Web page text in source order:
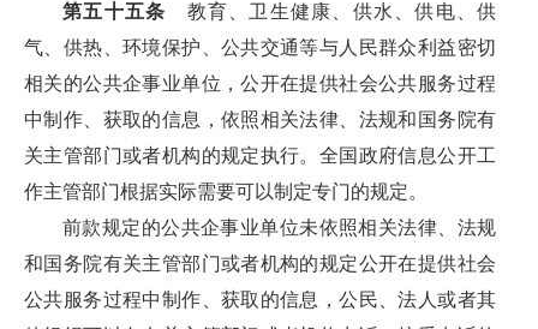
第五十五条 教育、卫生健康、供水、供电、供
气、供热、环境保护、公共交通等与人民群众利益密切
相关的公共企事业单位，公开在提供社会公共服务过程
中制作、获取的信息，依照相关法律、法规和国务院有
关主管部门或者机构的规定执行。全国政府信息公开工
作主管部门根据实际需要可以制定专门的规定。
前款规定的公共企事业单位未依照相关法律、法规
和国务院有关主管部门或者机构的规定公开在提供社会
公共服务过程中制作、获取的信息，公民、法人或者其